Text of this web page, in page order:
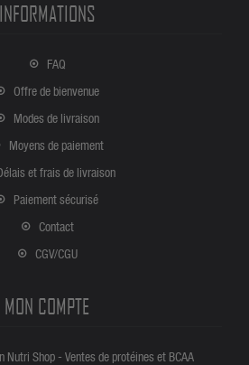
INFORMATIONS
FAQ
Offre de bienvenue
Modes de livraison
Moyens de paiement
et frais de livraison
Paiement sécurisé
Contact
CGV/CGU
MON COMPTE
Nutri Shop - Ventes de protéines et BCAA